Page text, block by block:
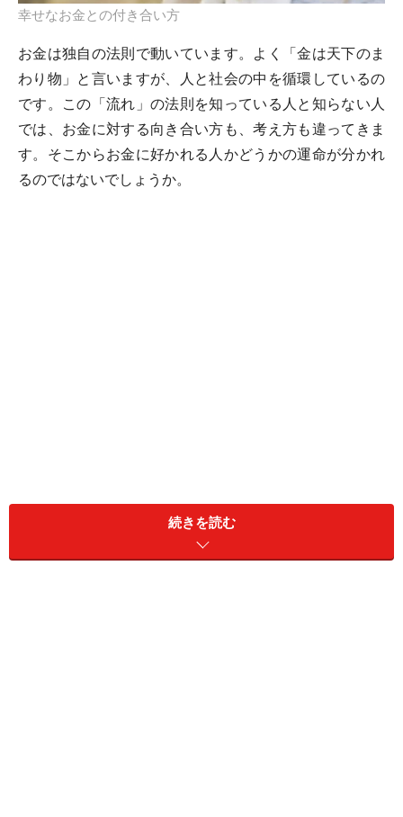
幸せなお金との付き合い方
お金は独自の法則で動いています。よく「金は天下のま
わり物」と言いますが、人と社会の中を循環しているの
です。この「流れ」の法則を知っている人と知らない人
では、お金に対する向き合い方も、考え方も違ってきま
す。そこからお金に好かれる人かどうかの運命が分かれ
るのではないでしょうか。
そこで前4回分までのまとめの意味も込めて、私なりに
導きだした「お金の法則」を以下に挙げてみましょう。
続きを読む